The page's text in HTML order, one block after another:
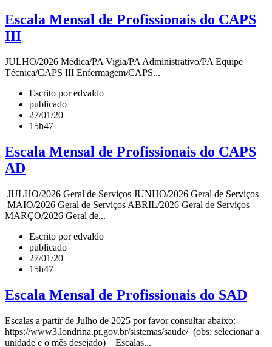
Escala Mensal de Profissionais do CAPS
III
JULHO/2026 Médica/PA Vigia/PA Administrativo/PA Equipe
Técnica/CAPS III Enfermagem/CAPS...
Escrito por edvaldo
publicado
27/01/20
15h47
Escala Mensal de Profissionais do CAPS
AD
JULHO/2026 Geral de Serviços JUNHO/2026 Geral de Serviços
MAIO/2026 Geral de Serviços ABRIL/2026 Geral de Serviços
MARÇO/2026 Geral de...
Escrito por edvaldo
publicado
27/01/20
15h47
Escala Mensal de Profissionais do SAD
Escalas a partir de Julho de 2025 por favor consultar abaixo:
https://www3.londrina.pr.gov.br/sistemas/saude/ (obs: selecionar a
unidade e o mês desejado) Escalas...